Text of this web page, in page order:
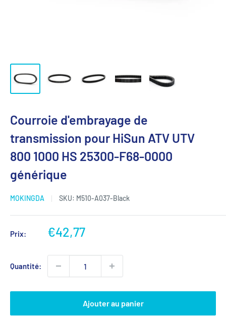
Courroie d'embrayage de
transmission pour HiSun ATV UTV
800 1000 HS 25300-F68-0000
générique
MOKINGDA SKU: M510-A037-Black
Prix:
Prix
€42,77
Quantité:
Ajouter au panier